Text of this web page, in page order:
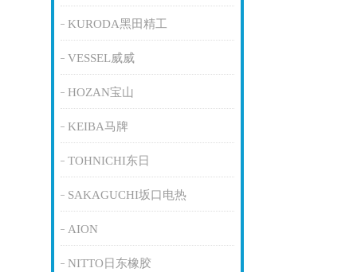
KURODA黑田精工
VESSEL威威
HOZAN宝山
KEIBA马牌
TOHNICHI东日
SAKAGUCHI坂口电热
AION
NITTO日东橡胶